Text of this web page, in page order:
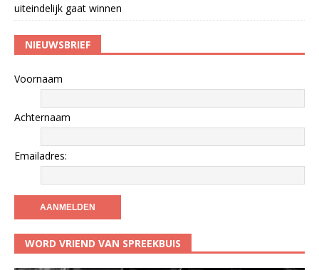
uiteindelijk gaat winnen
NIEUWSBRIEF
Voornaam
Achternaam
Emailadres:
WORD VRIEND VAN SPREEKBUIS